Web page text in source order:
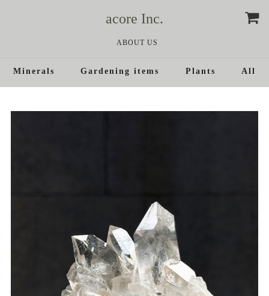
acore Inc.
ABOUT US
Minerals Gardening items Plants All